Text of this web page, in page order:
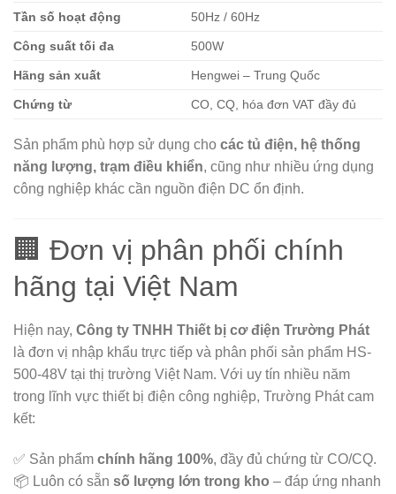
Tần số hoạt động 50Hz / 60Hz
Công suất tối đa 500W
Hãng sản xuất Hengwei – Trung Quốc
Chứng từ CO, CQ, hóa đơn VAT đầy đủ
Sản phẩm phù hợp sử dụng cho các tủ điện, hệ thống
năng lượng, trạm điều khiển, cũng như nhiều ứng dụng
công nghiệp khác cần nguồn điện DC ổn định.
🏢 Đơn vị phân phối chính
hãng tại Việt Nam
Hiện nay, Công ty TNHH Thiết bị cơ điện Trường Phát
là đơn vị nhập khẩu trực tiếp và phân phối sản phẩm HS-
500-48V tại thị trường Việt Nam. Với uy tín nhiều năm
trong lĩnh vực thiết bị điện công nghiệp, Trường Phát cam
kết:
✅ Sản phẩm chính hãng 100%, đầy đủ chứng từ CO/CQ.
📦 Luôn có sẵn số lượng lớn trong kho – đáp ứng nhanh